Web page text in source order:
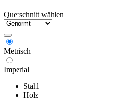
Querschnitt wählen
Metrisch
Imperial
Stahl
Holz